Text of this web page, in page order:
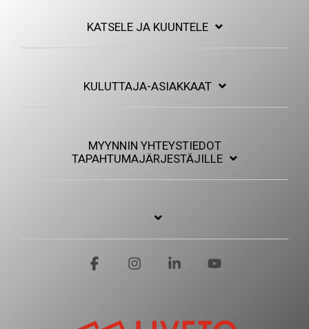
KATSELE JA KUUNTELE
KULUTTAJA-ASIAKKAAT
MYYNNIN YHTEYSTIEDOT
TAPAHTUMAJÄRJESTÄJILLE
FacebookInstagram Linkedin